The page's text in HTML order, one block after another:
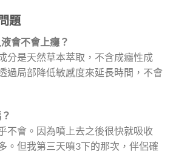
題
會不會上癮？
分是天然草本萃取，不含成癮性成
過局部降低敏感度來延長時間，不會
不會。因為噴上去之後很快就吸收
。但我第三天噴3下的那次，伴侶確